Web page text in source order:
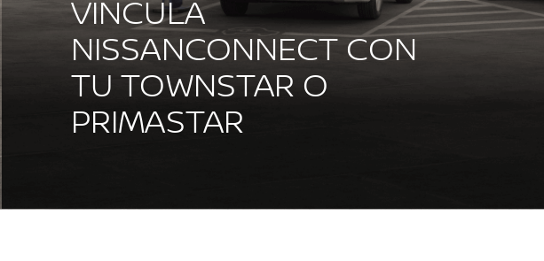
VINCULA
NISSANCONNECT CON
TU TOWNSTAR O
PRIMASTAR